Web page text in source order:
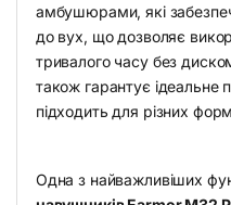
амбушюрами, які
до вух, що дозволяє
тривалого часу без
також гарантує ідеальне
підходить для різних форм
Одна з найважливіших